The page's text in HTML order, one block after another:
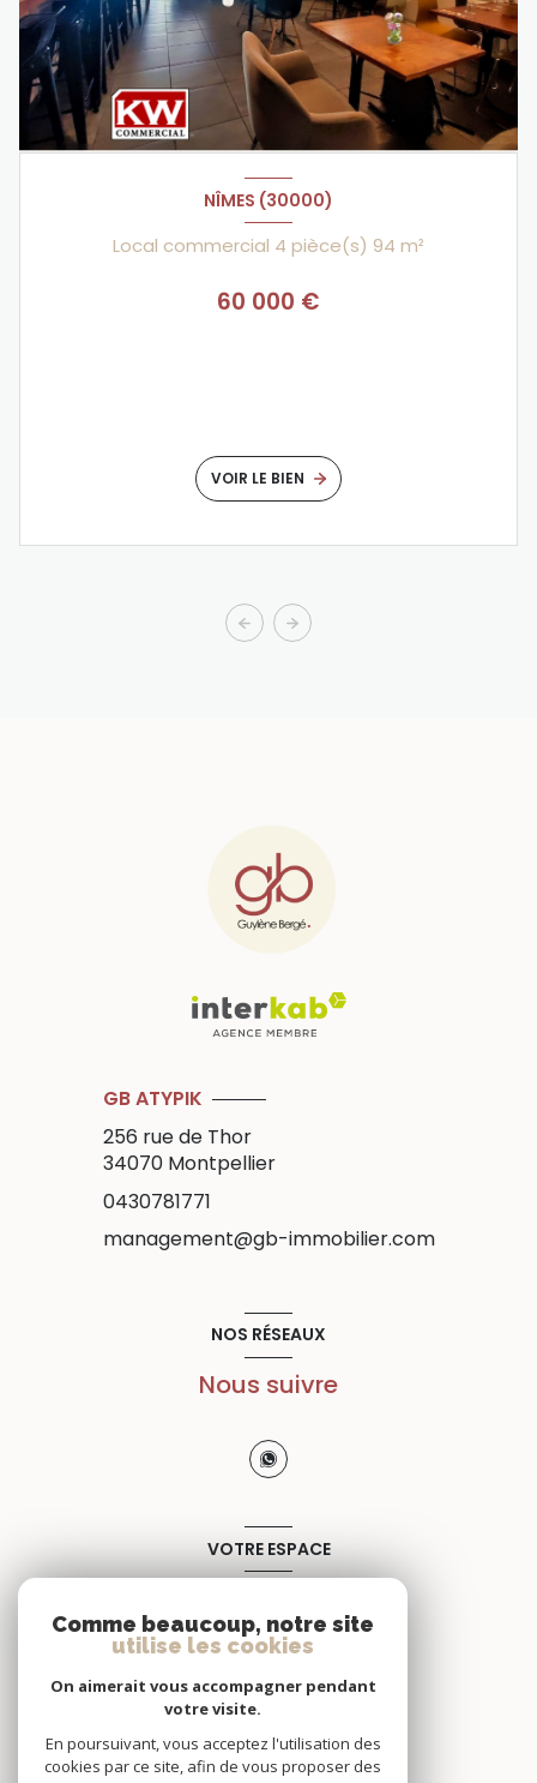
NÎMES (30000)
Local commercial 4 pièce(s) 94 m²
60 000 €
VOIR LE BIEN
GB ATYPIK
256 rue de Thor
34070 Montpellier
0430781771
management@gb-immobilier.com
NOS RÉSEAUX
Nous suivre
VOTRE ESPACE
Comme beaucoup, notre site
utilise les cookies
On aimerait vous accompagner pendant
votre visite.
En poursuivant, vous acceptez l'utilisation des
cookies par ce site, afin de vous proposer des